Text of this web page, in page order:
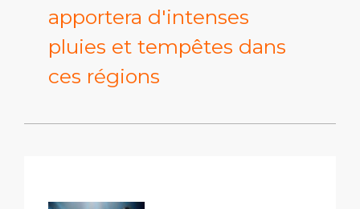
apportera d'intenses
pluies et tempêtes dans
ces régions